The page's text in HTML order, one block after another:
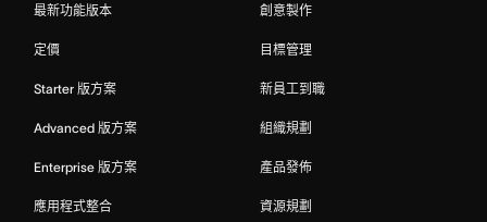
最新功能版本
定價
Starter 版方案
Advanced 版方案
Enterprise 版方案
應用程式整合
創意製作
目標管理
新員工到職
組織規劃
產品發佈
資源規劃